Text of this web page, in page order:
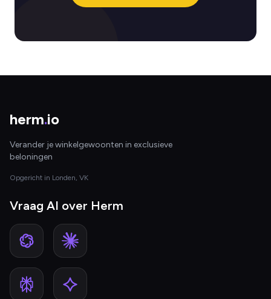
herm.io
Verander je winkelgewoonten in exclusieve
beloningen
Opgericht in Londen, VK
Vraag AI over Herm